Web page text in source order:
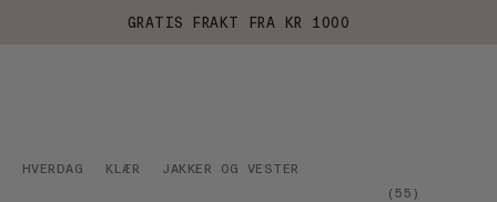
GRATIS FRAKT FRA KR 1000
HVERDAG KLÆR
JAKKER OG VESTER
( 55 )